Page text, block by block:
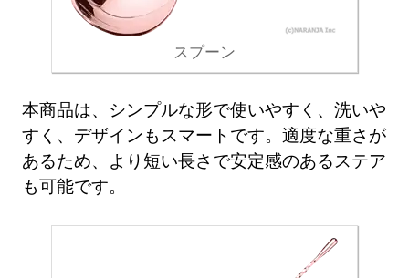
スプーン
本商品は、シンプルな形で使いやすく、洗いや
すく、デザインもスマートです。適度な重さが
あるため、より短い長さで安定感のあるステア
も可能です。